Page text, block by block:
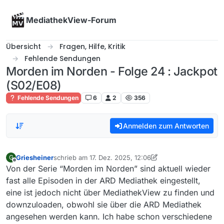
MediathekView-Forum
Übersicht
Fragen, Hilfe, Kritik
Fehlende Sendungen
Morden im Norden - Folge 24 : Jackpot
(S02/E08)
Fehlende Sendungen 6 2 356
Anmelden zum Antworten
G
Offline
Griesheinerschrieb am 17. Dez. 2025, 12:06
zuletzt editiert von Griesheiner
Von der Serie “Morden im Norden” sind aktuell wieder
fast alle Episoden in der ARD Mediathek eingestellt,
eine ist jedoch nicht über MediathekView zu finden und
downzuloaden, obwohl sie über die ARD Mediathek
angesehen werden kann. Ich habe schon verschiedene